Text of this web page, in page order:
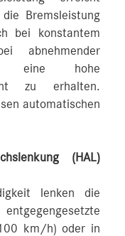
Bremsleistung
bei konstantem
abnehmender
eine hohe
zu erhalten.
automatischen
(HAL)
lenken die
km/h) oder in